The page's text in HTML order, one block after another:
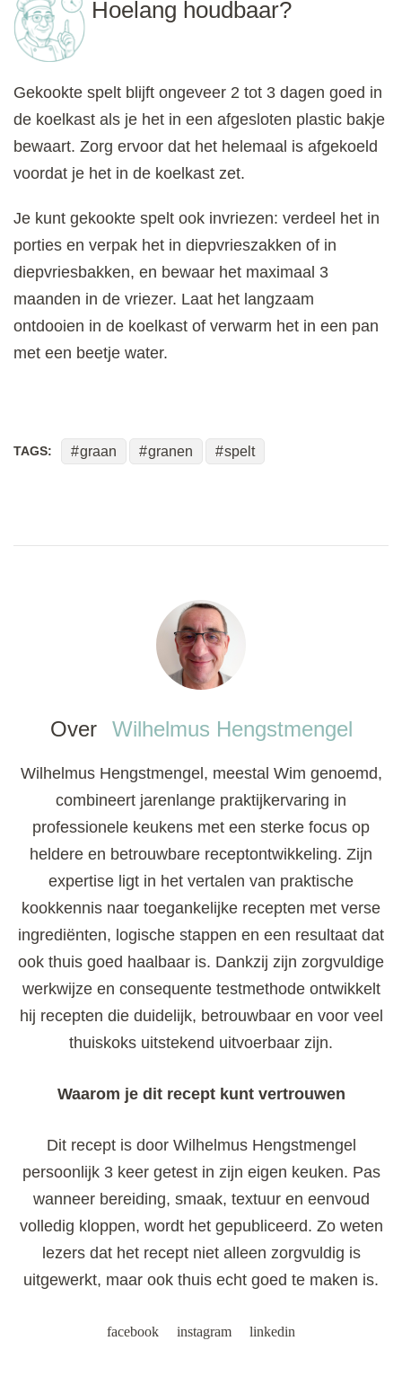
Hoelang houdbaar?
Gekookte spelt blijft ongeveer 2 tot 3 dagen goed in
de koelkast als je het in een afgesloten plastic bakje
bewaart. Zorg ervoor dat het helemaal is afgekoeld
voordat je het in de koelkast zet.
Je kunt gekookte spelt ook invriezen: verdeel het in
porties en verpak het in diepvrieszakken of in
diepvriesbakken, en bewaar het maximaal 3
maanden in de vriezer. Laat het langzaam
ontdooien in de koelkast of verwarm het in een pan
met een beetje water.
TAGS: graan granen spelt
Over Wilhelmus Hengstmengel
Wilhelmus Hengstmengel, meestal Wim genoemd,
combineert jarenlange praktijkervaring in
professionele keukens met een sterke focus op
heldere en betrouwbare receptontwikkeling. Zijn
expertise ligt in het vertalen van praktische
kookkennis naar toegankelijke recepten met verse
ingrediënten, logische stappen en een resultaat dat
ook thuis goed haalbaar is. Dankzij zijn zorgvuldige
werkwijze en consequente testmethode ontwikkelt
hij recepten die duidelijk, betrouwbaar en voor veel
thuiskoks uitstekend uitvoerbaar zijn.
Waarom je dit recept kunt vertrouwen
Dit recept is door Wilhelmus Hengstmengel
persoonlijk 3 keer getest in zijn eigen keuken. Pas
wanneer bereiding, smaak, textuur en eenvoud
volledig kloppen, wordt het gepubliceerd. Zo weten
lezers dat het recept niet alleen zorgvuldig is
uitgewerkt, maar ook thuis echt goed te maken is.
facebook instagram linkedin